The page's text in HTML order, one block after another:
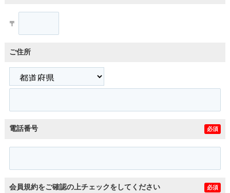
〒
ご住所
電話番号 必須
会員規約をご確認の上チェックをしてください 必須